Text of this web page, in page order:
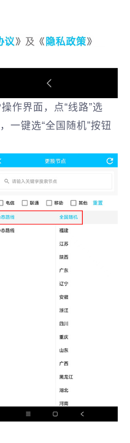
作界面，点“线路”选
一键选“全国随机”按钮